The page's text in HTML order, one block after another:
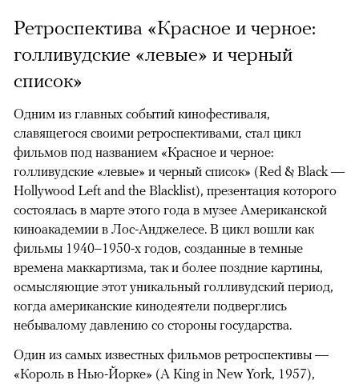
Ретроспектива «Красное и черное:
голливудские «левые» и черный
список»
Одним из главных событий кинофестиваля,
славящегося своими ретроспективами, стал цикл
фильмов под названием «Красное и черное:
голливудские «левые» и черный список» (Red & Black —
Hollywood Left and the Blacklist), презентация которого
состоялась в марте этого года в музее Американской
киноакадемии в Лос-Анджелесе. В цикл вошли как
фильмы 1940–1950-х годов, созданные в темные
времена маккартизма, так и более поздние картины,
осмысляющие этот уникальный голливудский период,
когда американские кинодеятели подверглись
небывалому давлению со стороны государства.
Один из самых известных фильмов ретроспективы —
«Король в Нью-Йорке» (A King in New York, 1957),